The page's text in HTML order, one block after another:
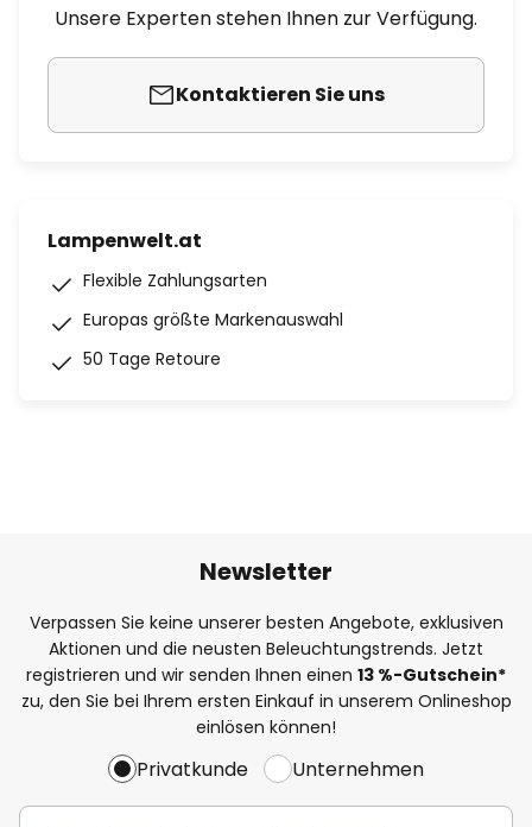
Unsere Experten stehen Ihnen zur Verfügung.
Kontaktieren Sie uns
Lampenwelt.at
Flexible Zahlungsarten
Europas größte Markenauswahl
50 Tage Retoure
Newsletter
Verpassen Sie keine unserer besten Angebote, exklusiven
Aktionen und die neusten Beleuchtungstrends. Jetzt
registrieren und wir senden Ihnen einen 13 %-Gutschein*
zu, den Sie bei Ihrem ersten Einkauf in unserem Onlineshop
einlösen können!
Privatkunde Unternehmen